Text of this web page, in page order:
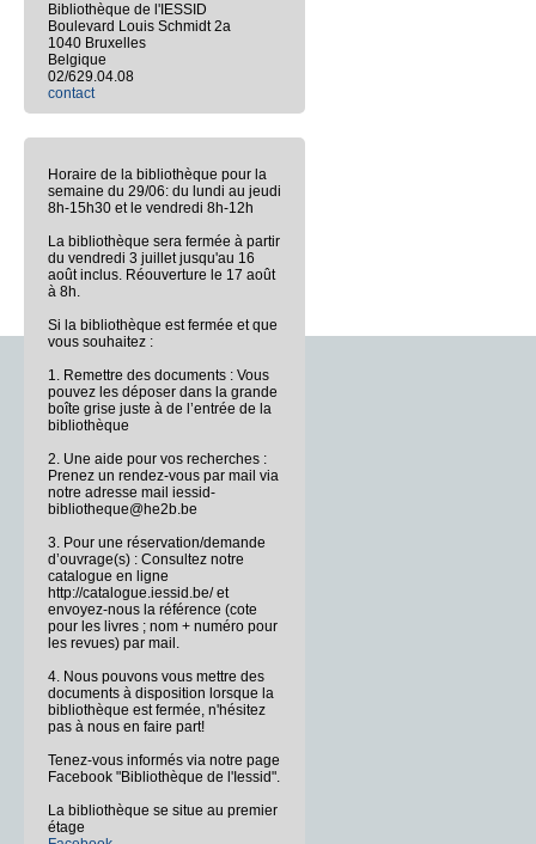
Bibliothèque de l'IESSID
Boulevard Louis Schmidt 2a
1040 Bruxelles
Belgique
02/629.04.08
contact
Horaire de la bibliothèque pour la
semaine du 29/06: du lundi au jeudi
8h-15h30 et le vendredi 8h-12h
La bibliothèque sera fermée à partir
du vendredi 3 juillet jusqu'au 16
août inclus. Réouverture le 17 août
à 8h.
Si la bibliothèque est fermée et que
vous souhaitez :
1. Remettre des documents : Vous
pouvez les déposer dans la grande
boîte grise juste à de l’entrée de la
bibliothèque
2. Une aide pour vos recherches :
Prenez un rendez-vous par mail via
notre adresse mail iessid-
bibliotheque@he2b.be
3. Pour une réservation/demande
d’ouvrage(s) : Consultez notre
catalogue en ligne
http://catalogue.iessid.be/ et
envoyez-nous la référence (cote
pour les livres ; nom + numéro pour
les revues) par mail.
4. Nous pouvons vous mettre des
documents à disposition lorsque la
bibliothèque est fermée, n'hésitez
pas à nous en faire part!
Tenez-vous informés via notre page
Facebook "Bibliothèque de l'Iessid".
La bibliothèque se situe au premier
étage